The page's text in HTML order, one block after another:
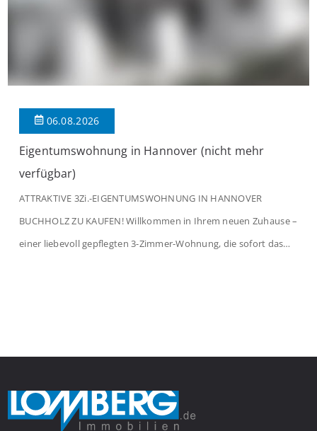
06.08.2026
Eigentumswohnung in Hannover (nicht mehr
verfügbar)
ATTRAKTIVE 3Zi.-EIGENTUMSWOHNUNG IN HANNOVER
BUCHHOLZ ZU KAUFEN! Willkommen in Ihrem neuen Zuhause –
einer liebevoll gepflegten 3-Zimmer-Wohnung, die sofort das